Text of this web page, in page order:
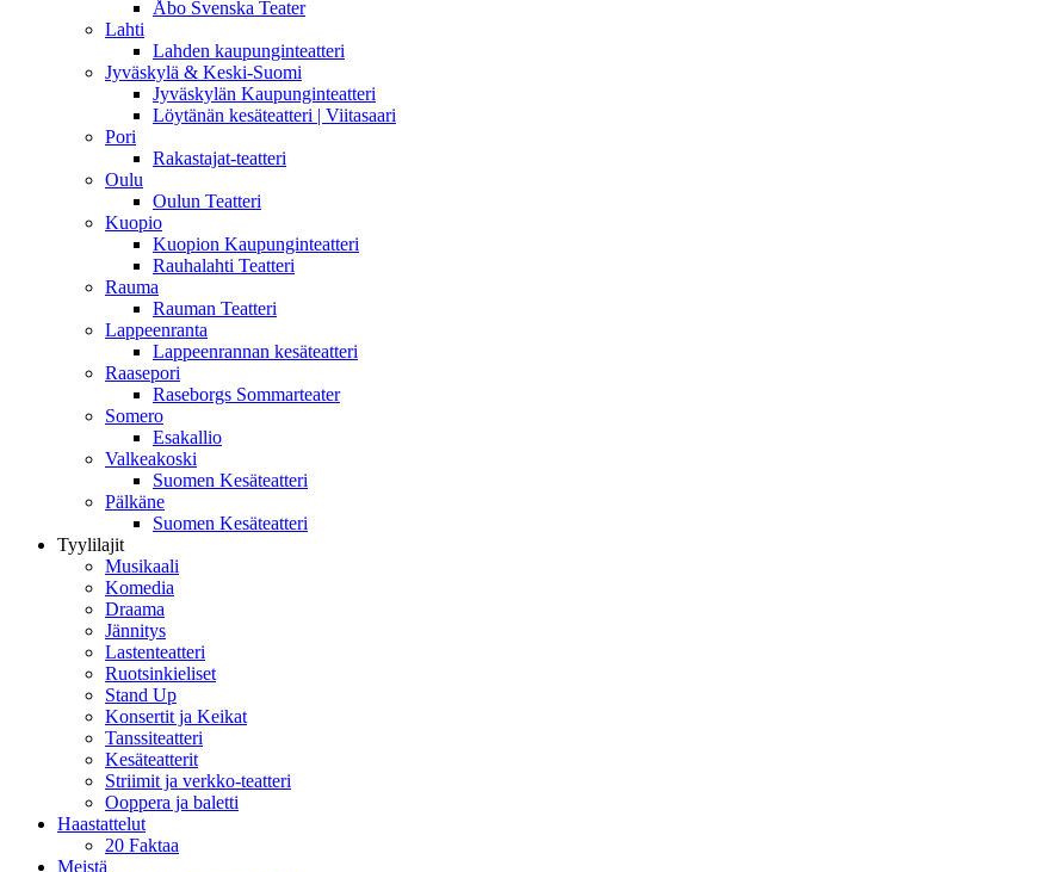
Åbo Svenska Teater
Lahti
Lahden kaupunginteatteri
Jyväskylä & Keski-Suomi
Jyväskylän Kaupunginteatteri
Löytänän kesäteatteri | Viitasaari
Pori
Rakastajat-teatteri
Oulu
Oulun Teatteri
Kuopio
Kuopion Kaupunginteatteri
Rauhalahti Teatteri
Rauma
Rauman Teatteri
Lappeenranta
Lappeenrannan kesäteatteri
Raasepori
Raseborgs Sommarteater
Somero
Esakallio
Valkeakoski
Suomen Kesäteatteri
Pälkäne
Suomen Kesäteatteri
Tyylilajit
Musikaali
Komedia
Draama
Jännitys
Lastenteatteri
Ruotsinkieliset
Stand Up
Konsertit ja Keikat
Tanssiteatteri
Kesäteatterit
Striimit ja verkko-teatteri
Ooppera ja baletti
Haastattelut
20 Faktaa
Meistä